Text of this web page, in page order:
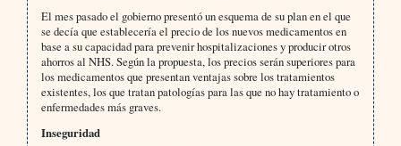
El mes pasado el gobierno presentó un esquema de su plan en el que
se decía que establecería el precio de los nuevos medicamentos en
base a su capacidad para prevenir hospitalizaciones y producir otros
ahorros al NHS. Según la propuesta, los precios serán superiores para
los medicamentos que presentan ventajas sobre los tratamientos
existentes, los que tratan patologías para las que no hay tratamiento o
enfermedades más graves.
Inseguridad